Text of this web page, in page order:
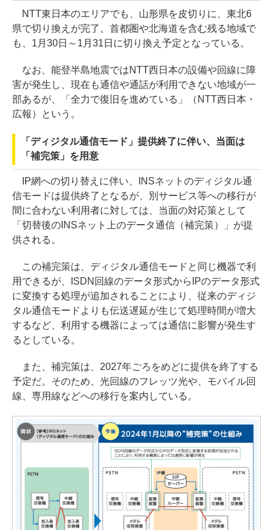
NTT東日本のエリアでも、山形県を皮切りに、東北6
県で切り換えが完了。首都圏や北海道を含む残る地域で
も、1月30日～1月31日に切り換え予定となっている。
なお、能登半島地震ではNTT西日本の設備や回線に障
害が発生し、現在も通信や通話が利用できない地域が一
部あるが、「全力で復旧を進めている」（NTT西日本・
広報）という。
「ディジタル通信モード」提供終了に伴い、当面は
「補完策」を用意
IP網への切り替えに伴い、INSネットのディジタル通
信モードは提供終了となるが、別サービス等への移行が
間に合わない利用者に対しては、当面の対応策として
「切替後のINSネット上のデータ通信（補完策）」が提
供される。
この補完策は、ディジタル通信モードと同じ機器で利
用できるが、ISDN回線のデータ形式からIPのデータ形式
に変換する処理が追加されることにより、従来のディジ
タル通信モードよりも伝送遅延が生じて処理時間が増大
するなど、利用する機器によっては通信に影響が発生す
るとしている。
また、補完策は、2027年ごろをめどに提供を終了する
予定だ。そのため、光回線のフレッツ光や、モバイル回
線、専用線などへの移行を案内している。